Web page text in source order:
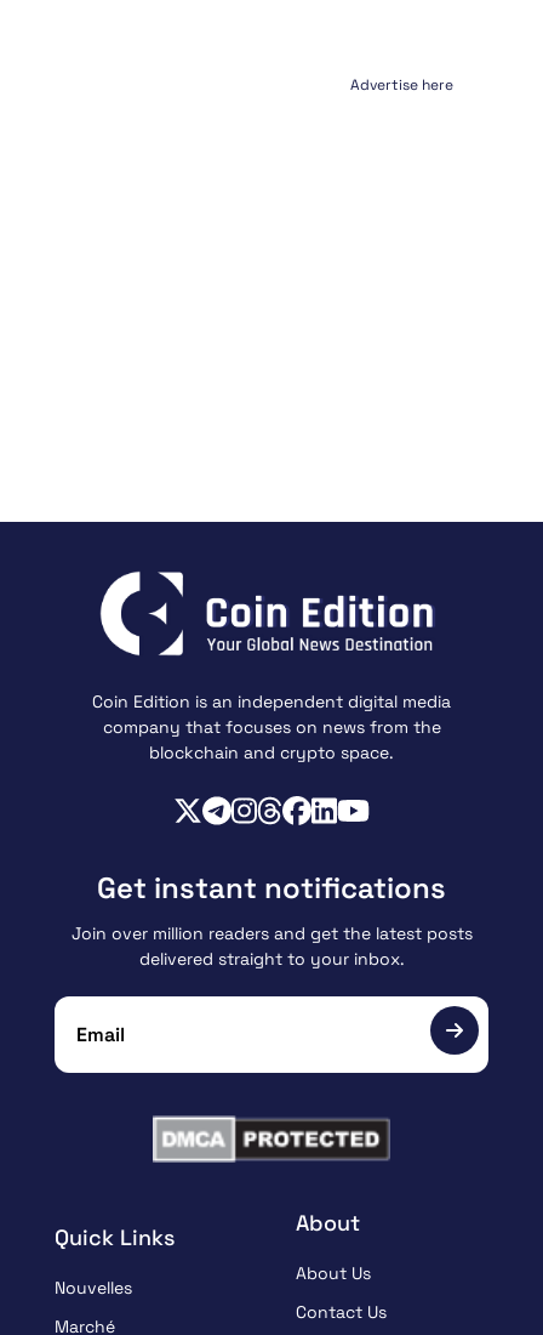
Advertise here
Coin Edition is an independent digital media
company that focuses on news from the
blockchain and crypto space.
Quick Links
Nouvelles
Marché
About
About Us
Contact Us
Get instant notifications
Join over million readers and get the latest posts
delivered straight to your inbox.